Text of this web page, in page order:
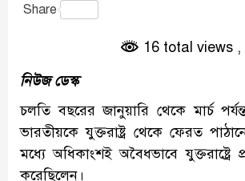
Share
16 total views
নিউজ ডেস্ক
চলতি বছরের জানুয়ারি থেকে মার্চ
ভারতীয়কে যুক্তরাষ্ট্র থেকে ফেরত
মধ্যে অধিকাংশই অবৈধভাবে যুক্তরাষ্ট্রে
করেছিলেন।